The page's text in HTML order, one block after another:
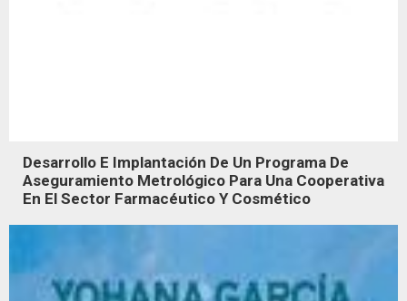
Desarrollo E Implantación De Un Programa De
Aseguramiento Metrológico Para Una Cooperativa
En El Sector Farmacéutico Y Cosmético